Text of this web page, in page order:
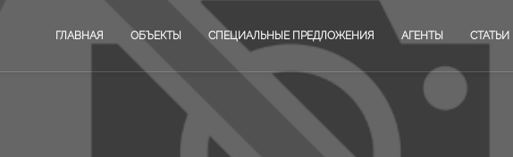
ГЛАВНАЯ ОБЪЕКТЫ СПЕЦИАЛЬНЫЕ ПРЕДЛОЖЕНИЯ АГЕНТЫ СТАТЬИ